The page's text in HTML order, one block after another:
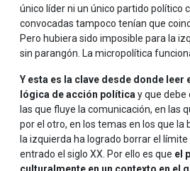
único líder ni un único partido político
convocadas tampoco tenían que
Pero hubiera sido imposible para la
sin parangón. La micropolítica
Y esta es la clave desde donde
lógica de acción política y que debe
las que fluye la comunicación, en las
por el otro, en los temas en los que
la izquierda ha logrado borrar el
entrado el siglo XX. Por ello es que el